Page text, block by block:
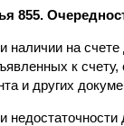
855.
наличии на
к
и других